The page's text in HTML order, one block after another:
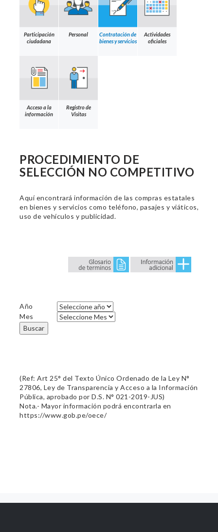
Participación
ciudadana
Personal
Contratación de
bienes y servicios
Actividades
oficiales
Acceso a la
información
Registro de
Visitas
PROCEDIMIENTO DE
SELECCIÓN NO COMPETITIVO
Aquí encontrará información de las compras estatales
en bienes y servicios como teléfono, pasajes y viáticos,
uso de vehículos y publicidad.
Año
Mes
Buscar
(Ref: Art 25° del Texto Único Ordenado de la Ley N°
27806, Ley de Transparencia y Acceso a la Información
Pública, aprobado por D.S. N° 021-2019-JUS)
Nota.- Mayor información podrá encontrarla en
https://www.gob.pe/oece/